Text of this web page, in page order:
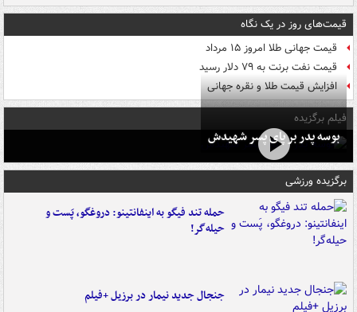
قیمت‌های روز در یک نگاه
قیمت جهانی طلا امروز ۱۵ مرداد
قیمت نفت برنت به ۷۹ دلار رسید
افزایش قیمت طلا و نقره جهانی
فیلم برگزیده
بوسه‌ پدر بر پای پسر شهیدش
برگزیده ورزشی
حمله تند فیگو به اینفانتینو: دروغگو، پَست‌ و
حیله‌گر!
جنجال جدید نیمار در برزیل +فیلم